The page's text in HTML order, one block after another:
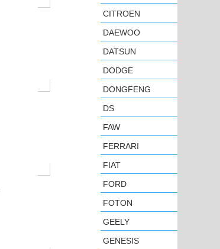
CITROEN
DAEWOO
DATSUN
DODGE
DONGFENG
DS
FAW
FERRARI
FIAT
FORD
FOTON
GEELY
GENESIS